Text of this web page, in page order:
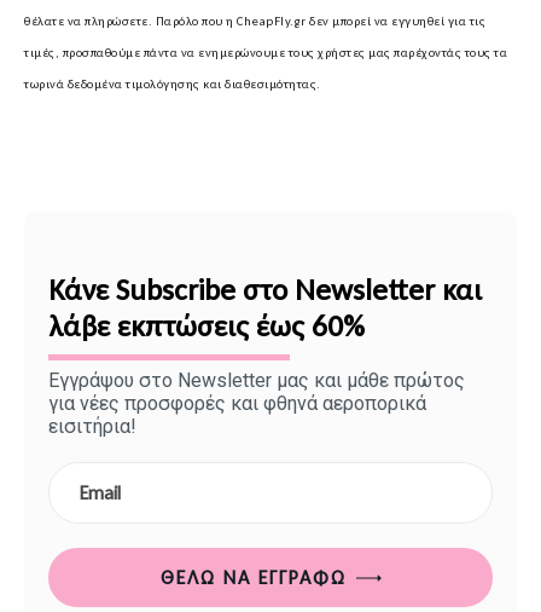
θέλατε να πληρώσετε. Παρόλο που η CheapFly.gr δεν μπορεί να εγγυηθεί για τις
τιμές, προσπαθούμε πάντα να ενημερώνουμε τους χρήστες μας παρέχοντάς τους τα
τωρινά δεδομένα τιμολόγησης και διαθεσιμότητας.
Κάνε Subscribe στο Newsletter και
λάβε εκπτώσεις έως 60%
Εγγράψου στο Newsletter μας και μάθε πρώτος
για νέες προσφορές και φθηνά αεροπορικά
εισιτήρια!
ΘΈΛΩ ΝΑ ΕΓΓΡΑΦΏ